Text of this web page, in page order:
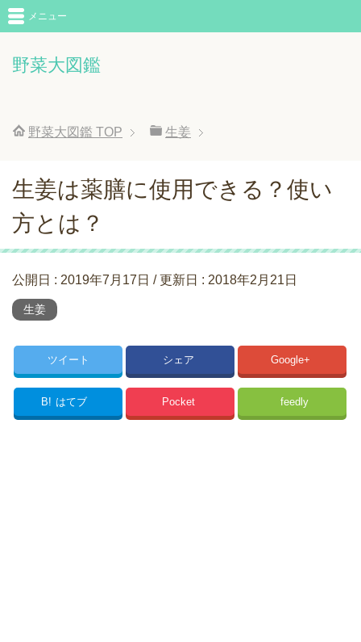
野菜大図鑑
メニュー
野菜大図鑑 TOP 生姜
生姜は薬膳に使用できる？使い
方とは？
公開日 : 2019年7月17日 / 更新日 : 2018年2月21日
生姜
ツイート シェア Google+
B! はてブ Pocket feedly